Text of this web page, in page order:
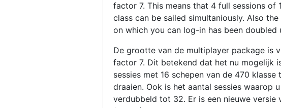
factor 7. This means that 4 full sessions of
class can be sailed simultaniously. Also
on which you can log-in has been doubled
De grootte van de multiplayer package is
factor 7. Dit betekend dat het nu mogelijk
sessies met 16 schepen van de 470
draaien. Ook is het aantal sessies waarop
verdubbeld tot 32. Er is een nieuwe versie